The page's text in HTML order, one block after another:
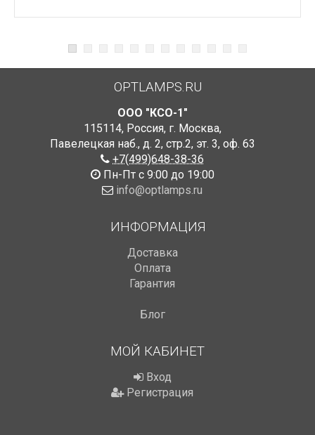
OPTLAMPS.RU
ООО "КСО-1"
115114, Россия, г. Москва,
Павелецкая наб., д. 2, стр.2, эт. 3, оф. 63
+7(499)648-38-36
Пн-Пт с 9:00 до 19:00
info@optlamps.ru
ИНФОРМАЦИЯ
Доставка
Оплата
Гарантия
Блог
МОЙ КАБИНЕТ
Вход
Регистрация